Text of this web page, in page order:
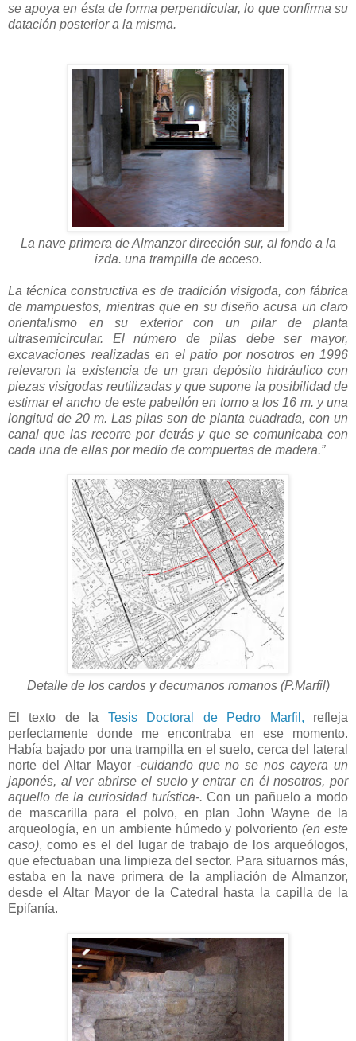
se apoya en ésta de forma perpendicular, lo que confirma su
datación posterior a la misma.
La nave primera de Almanzor dirección sur, al fondo a la
izda. una trampilla de acceso.
La técnica constructiva es de tradición visigoda, con fábrica
de mampuestos, mientras que en su diseño acusa un claro
orientalismo en su exterior con un pilar de planta
ultrasemicircular. El número de pilas debe ser mayor,
excavaciones realizadas en el patio por nosotros en 1996
relevaron la existencia de un gran depósito hidráulico con
piezas visigodas reutilizadas y que supone la posibilidad de
estimar el ancho de este pabellón en torno a los 16 m. y una
longitud de 20 m. Las pilas son de planta cuadrada, con un
canal que las recorre por detrás y que se comunicaba con
cada una de ellas por medio de compuertas de madera.”
Detalle de los cardos y decumanos romanos (P.Marfil)
El texto de la Tesis Doctoral de Pedro Marfil, refleja
perfectamente donde me encontraba en ese momento.
Había bajado por una trampilla en el suelo, cerca del lateral
norte del Altar Mayor -cuidando que no se nos cayera un
japonés, al ver abrirse el suelo y entrar en él nosotros, por
aquello de la curiosidad turística-. Con un pañuelo a modo
de mascarilla para el polvo, en plan John Wayne de la
arqueología, en un ambiente húmedo y polvoriento(en este
caso), como es el del lugar de trabajo de los arqueólogos,
que efectuaban una limpieza del sector. Para situarnos más,
estaba en la nave primera de la ampliación de Almanzor,
desde el Altar Mayor de la Catedral hasta la capilla de la
Epifanía.